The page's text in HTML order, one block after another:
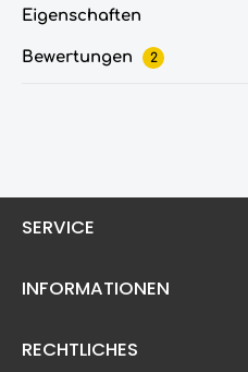
Eigenschaften
Bewertungen 2
SERVICE
INFORMATIONEN
RECHTLICHES